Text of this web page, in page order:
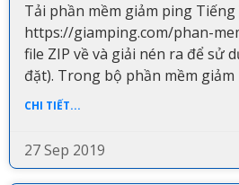
Tải phần mềm giảm ping Tiếng
https://giamping.com/phan-
file ZIP về và giải nén ra để sử
đặt). Trong bộ phần mềm giảm
CHI TIẾT...
27 Sep 2019